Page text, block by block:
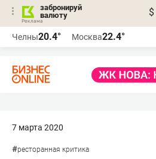
забронируй
валюту
$
Челны20.4° Москва22.4°
7 марта 2020
#ресторанная критика